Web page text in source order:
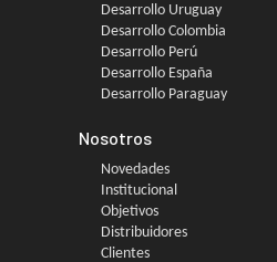
Desarrollo Uruguay
Desarrollo Colombia
Desarrollo Perú
Desarrollo España
Desarrollo Paraguay
Nosotros
Novedades
Institucional
Objetivos
Distribuidores
Clientes